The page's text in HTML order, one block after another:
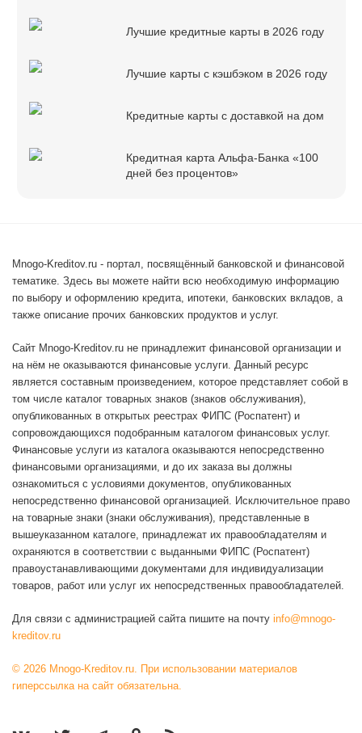
Лучшие кредитные карты в 2026 году
Лучшие карты с кэшбэком в 2026 году
Кредитные карты с доставкой на дом
Кредитная карта Альфа-Банка «100
дней без процентов»
Mnogo-Kreditov.ru - портал, посвящённый банковской и финансовой
тематике. Здесь вы можете найти всю необходимую информацию
по выбору и оформлению кредита, ипотеки, банковских вкладов, а
также описание прочих банковских продуктов и услуг.
Сайт Mnogo-Kreditov.ru не принадлежит финансовой организации и
на нём не оказываются финансовые услуги. Данный ресурс
является составным произведением, которое представляет собой в
том числе каталог товарных знаков (знаков обслуживания),
опубликованных в открытых реестрах ФИПС (Роспатент) и
сопровождающихся подобранным каталогом финансовых услуг.
Финансовые услуги из каталога оказываются непосредственно
финансовыми организациями, и до их заказа вы должны
ознакомиться с условиями документов, опубликованных
непосредственно финансовой организацией. Исключительное право
на товарные знаки (знаки обслуживания), представленные в
вышеуказанном каталоге, принадлежат их правообладателям и
охраняются в соответствии с выданными ФИПС (Роспатент)
правоустанавливающими документами для индивидуализации
товаров, работ или услуг их непосредственных правообладателей.
Для связи с администрацией сайта пишите на почту info@mnogo-
kreditov.ru
© 2026 Mnogo-Kreditov.ru. При использовании материалов
гиперссылка на сайт обязательна.